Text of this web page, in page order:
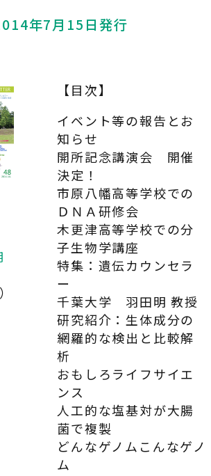
年7月15日発行
）
【目次】
イベント等の報告とお
知らせ
開所記念講演会 開催
決定！
市原八幡高等学校での
ＤＮＡ研修会
木更津高等学校での分
子生物学講座
特集：遺伝カウンセラ
ー
千葉大学 羽田明 教授
研究紹介：生体成分の
網羅的な検出と比較解
析
おもしろライフサイエ
ンス
人工的な塩基対が大腸
菌で複製
どんなゲノムこんなゲノ
ム